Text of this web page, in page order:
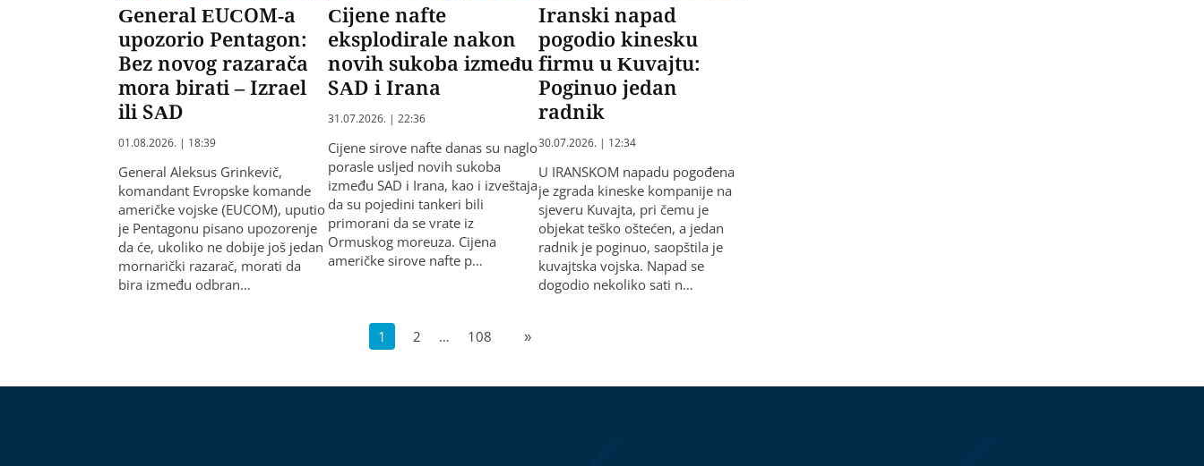
General EUCOM-a
upozorio Pentagon:
Bez novog razarača
mora birati – Izrael
ili SAD
01.08.2026. | 18:39
General Aleksus Grinkevič,
komandant Evropske komande
američke vojske (EUCOM), uputio
je Pentagonu pisano upozorenje
da će, ukoliko ne dobije još jedan
mornarički razarač, morati da
bira između odbran…
Cijene nafte
eksplodirale nakon
novih sukoba između
SAD i Irana
31.07.2026. | 22:36
Cijene sirove nafte danas su naglo
porasle usljed novih sukoba
između SAD i Irana, kao i izveštaja
da su pojedini tankeri bili
primorani da se vrate iz
Ormuskog moreuza. Cijena
američke sirove nafte p…
Iranski napad
pogodio kinesku
firmu u Kuvajtu:
Poginuo jedan
radnik
30.07.2026. | 12:34
U IRANSKOM napadu pogođena
je zgrada kineske kompanije na
sjeveru Kuvajta, pri čemu je
objekat teško oštećen, a jedan
radnik je poginuo, saopštila je
kuvajtska vojska. Napad se
dogodio nekoliko sati n…
1 2 … 108 »